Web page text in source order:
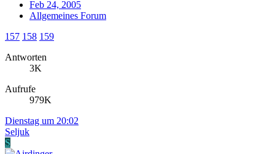
Feb 24, 2005
Allgemeines Forum
157 158 159
Antworten
3K
Aufrufe
979K
Dienstag um 20:02
Seljuk
S